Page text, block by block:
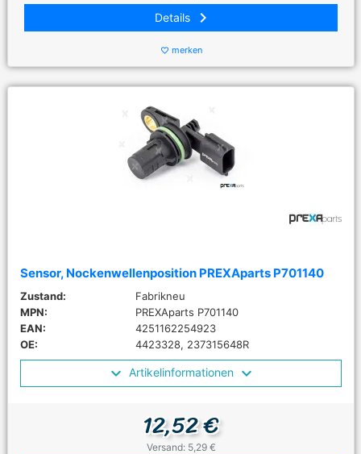
Details keyboard_arrow_right
favorite_border merken
Sensor, Nockenwellenposition PREXAparts P701140
Zustand:
Fabrikneu
MPN:
PREXAparts P701140
EAN:
4251162254923
OE:
4423328, 237315648R
Artikelinformationen
12,52 €
Versand: 5,29 €